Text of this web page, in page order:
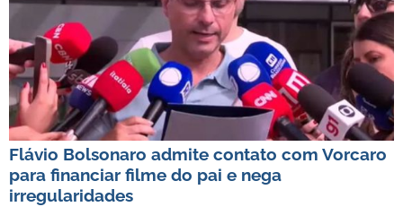
Flávio Bolsonaro admite contato com Vorcaro
para financiar filme do pai e nega
irregularidades